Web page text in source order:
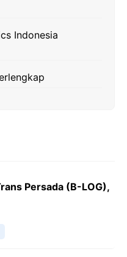
Indonesia
Persada (B-LOG),